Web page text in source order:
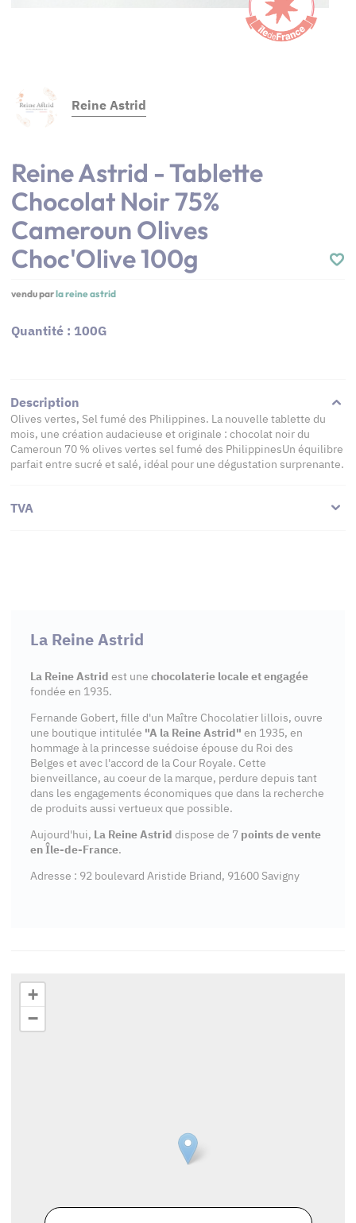
Reine Astrid
Reine Astrid - Tablette
Chocolat Noir 75%
Cameroun Olives
Choc'Olive 100g
vendu parla reine astrid
Quantité : 100G
Description
Olives vertes, Sel fumé des Philippines. La nouvelle tablette du
mois, une création audacieuse et originale : chocolat noir du
Cameroun 70 % olives vertes sel fumé des PhilippinesUn équilibre
parfait entre sucré et salé, idéal pour une dégustation surprenante.
TVA
La Reine Astrid
La Reine Astrid est une chocolaterie locale et engagée
fondée en 1935.
Fernande Gobert, fille d'un Maître Chocolatier lillois, ouvre
une boutique intitulée "A la Reine Astrid" en 1935, en
hommage à la princesse suédoise épouse du Roi des
Belges et avec l'accord de la Cour Royale. Cette
bienveillance, au coeur de la marque, perdure depuis tant
dans les engagements économiques que dans la recherche
de produits aussi vertueux que possible.
Aujourd'hui, La Reine Astrid dispose de 7 points de vente
en Île-de-France.
Adresse : 92 boulevard Aristide Briand, 91600 Savigny
+
−